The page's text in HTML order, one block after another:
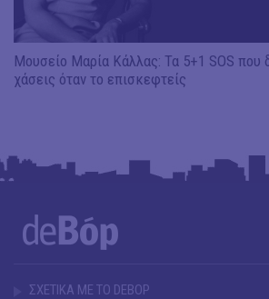
Μουσείο Μαρία Κάλλας: Τα 5+1 SOS που
χάσεις όταν το επισκεφτείς
ΣΧΕΤΙΚΑ ΜΕ ΤΟ DEBOP